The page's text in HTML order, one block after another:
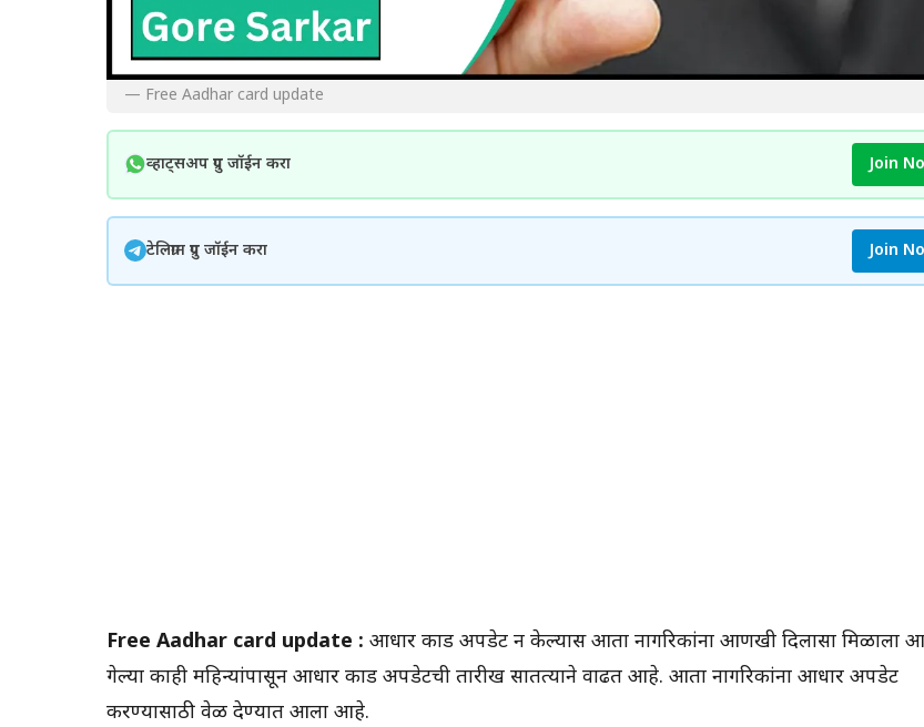
— Free Aadhar card update
व्हाट्सअप ग्रुप जॉईन करा Join
टेलिग्राम ग्रुप जॉईन करा Join
Free Aadhar card update : आधार कार्ड अपडेट न केल्यास आता नागरिकांना आणखी दिलासा मिळाला
गेल्या काही महिन्यांपासून आधार कार्ड अपडेटची तारीख सातत्याने वाढत आहे. आता नागरिकांना आधार अपडेट
करण्यासाठी वेळ देण्यात आला आहे.